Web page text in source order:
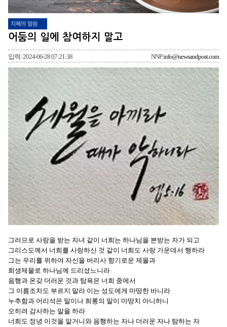
지혜의 말씀
어둠의 일에 참여하지 말고
입력: 2024-06-28 07:21:38 NNPinfo@newsandpost.com
그러므로 사랑을 받는 자녀 같이 너희는 하나님을 본받는 자가 되고
그리스도께서 너희를 사랑하신 것 같이 너희도 사랑 가운데서 행하라
그는 우리를 위하여 자신을 버리사 향기로운 제물과
희생제물로 하나님께 드리셨느니라
음행과 온갖 더러운 것과 탐욕은 너희 중에서
그 이름조차도 부르지 말라 이는 성도에게 마땅한 바니라
누추함과 어리석은 말이나 희롱의 말이 마땅치 아니하니
오히려 감사하는 말을 하라
너희도 정녕 이것을 알거니와 음행하는 자나 더러운 자나 탐하는 자